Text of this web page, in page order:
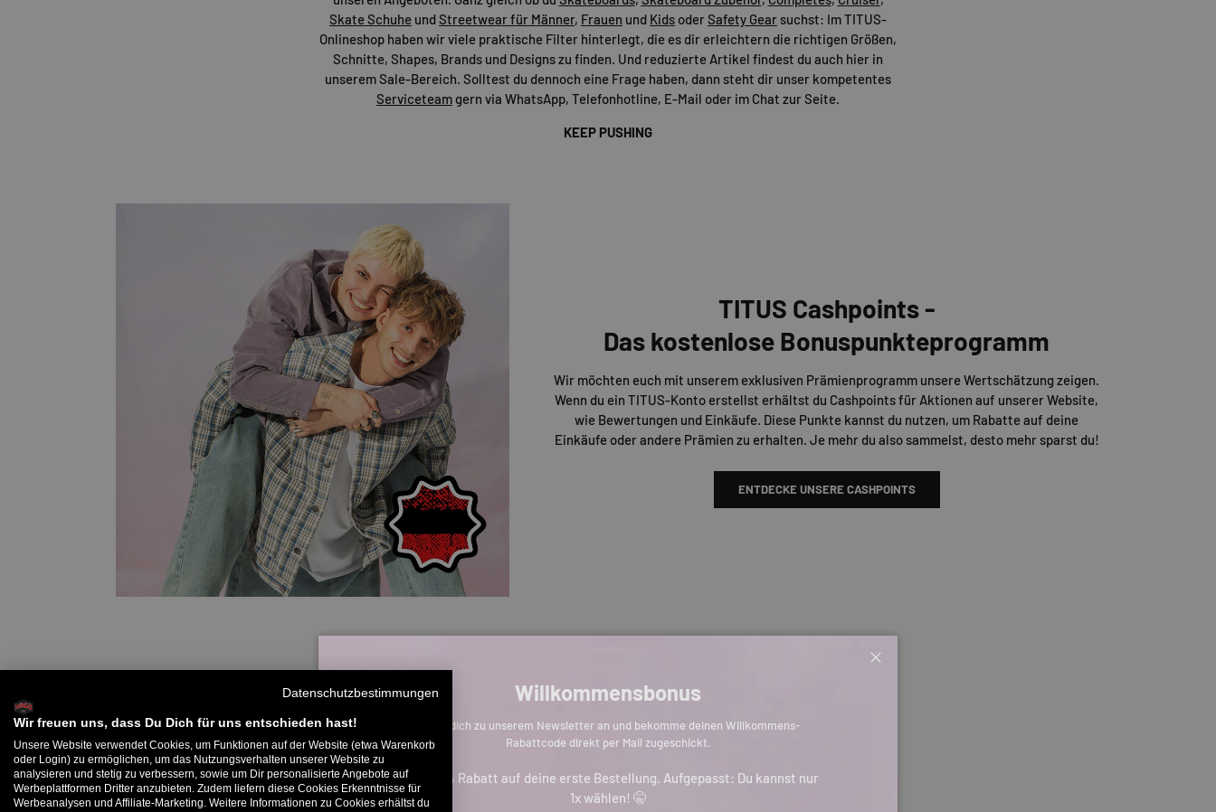
Skate Schuhe undStreetwear für Männer, Frauen und Kids oderSafety Gear suchst: Im TITUS-
Onlineshop haben wir viele praktische Filter hinterlegt, die es dir erleichtern die richtigen Größen,
Schnitte, Shapes, Brands und Designs zu finden. Und reduzierte Artikel findest du auch hier in
unserem Sale-Bereich. Solltest du dennoch eine Frage haben, dann steht dir unser kompetentes
Serviceteamgern via WhatsApp, Telefonhotline, E-Mail oder im Chat zur Seite.
KEEP PUSHING
TITUS Cashpoints -
Das kostenlose Bonuspunkteprogramm
Wir möchten euch mit unserem exklusiven Prämienprogramm unsere Wertschätzung zeigen.
Wenn du ein TITUS-Konto erstellst erhältst du Cashpoints für Aktionen auf unserer Website,
wie Bewertungen und Einkäufe. Diese Punkte kannst du nutzen, um Rabatte auf deine
Einkäufe oder andere Prämien zu erhalten. Je mehr du also sammelst, desto mehr sparst du!
ENTDECKE UNSERE CASHPOINTS
Willkommensbonus
Melde dich zu unserem Newsletter an und bekomme deinen Willkommens-
Rabattcode direkt per Mail zugeschickt.
Bis zu 11% Rabatt auf deine erste Bestellung. Aufgepasst: Du kannst nur
1x wählen! 🤫
Datenschutzbestimmungen
Wir freuen uns, dass Du Dich für uns entschieden hast!
Unsere Website verwendet Cookies, um Funktionen auf der Website (etwa Warenkorb
oder Login) zu ermöglichen, um das Nutzungsverhalten unserer Website zu
analysieren und stetig zu verbessern, sowie um Dir personalisierte Angebote auf
Werbeplattformen Dritter anzubieten. Zudem liefern diese Cookies Erkenntnisse für
Werbeanalysen und Affiliate-Marketing. Weitere Informationen zu Cookies erhältst du